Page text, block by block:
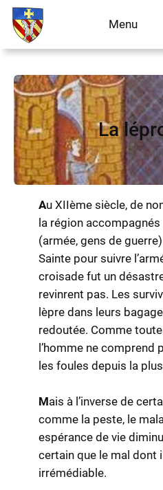
Aller
contenu
Menu
La
Au XIIème siècle, de
la région
(armée, gens de
Sainte pour suivre
croisade fut un
revinrent pas. Les
lèpre dans leurs
redoutée. Comme
l’homme ne comprend
les foules depuis la
Mais à l’inverse de
comme la peste, le
espérance de vie
certain que le mal dont
irrémédiable.